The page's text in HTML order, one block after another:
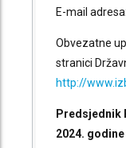
E-mail adresa:
Obvezatne
stranici
http://
Predsjednik
2024.